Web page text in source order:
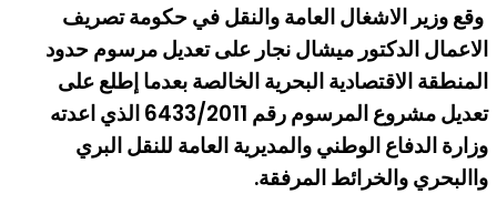
وقع وزير الاشغال العامة والنقل في حكومة تصريف
الاعمال الدكتور ميشال نجار على تعديل مرسوم حدود
المنطقة الاقتصادية البحرية الخالصة بعدما إطلع على
تعديل مشروع المرسوم رقم 6433/2011 الذي اعدته
وزارة الدفاع الوطني والمديرية العامة للنقل البري
واالبحري والخرائط المرفقة.